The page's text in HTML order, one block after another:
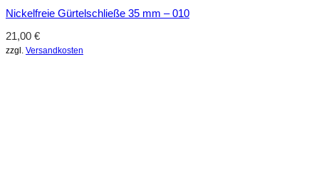
Nickelfreie Gürtelschließe 35 mm – 010
21,00 €
zzgl. Versandkosten